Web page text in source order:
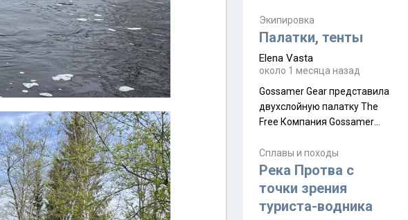
надеюсь увидеть.
Экипировка
Палатки, тенты
Elena Vasta
около 1 месяца назад
Gossamer Gear представила
двухслойную палатку The
Free Компания Gossamer
туристическую палатку The
Free, которая стала первой
ультралегкой моделью в
ассортименте
Сплавы и походы
Река Протва с
точки зрения
туриста-водника